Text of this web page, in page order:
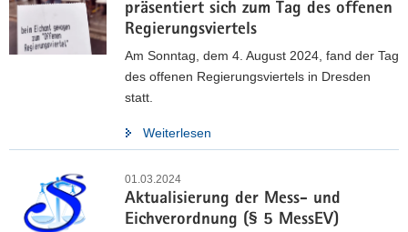
präsentiert sich zum Tag des offenen
Regierungsviertels
Am Sonntag, dem 4. August 2024, fand der Tag
des offenen Regierungsviertels in Dresden
statt.
Weiterlesen
01.03.2024
Aktualisierung der Mess- und
Eichverordnung (§ 5 MessEV)